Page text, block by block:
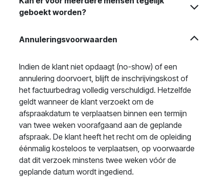
geboekt worden?
Annuleringsvoorwaarden
Indien de klant niet opdaagt (no-show) of een
annulering doorvoert, blijft de inschrijvingskost of
het factuurbedrag volledig verschuldigd. Hetzelfde
geldt wanneer de klant verzoekt om de
afspraakdatum te verplaatsen binnen een termijn
van twee weken voorafgaand aan de geplande
afspraak. De klant heeft het recht om de opleiding
éénmalig kosteloos te verplaatsen, op voorwaarde
dat dit verzoek minstens twee weken vóór de
geplande datum wordt ingediend.